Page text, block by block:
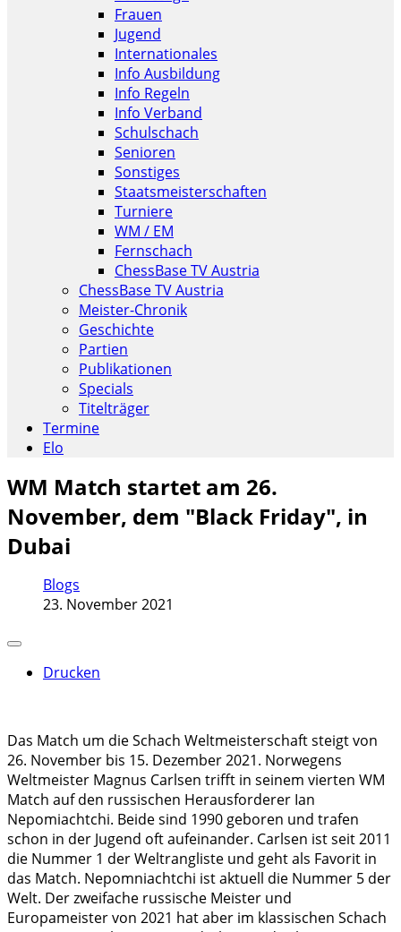
Frauen
Jugend
Internationales
Info Ausbildung
Info Regeln
Info Verband
Schulschach
Senioren
Sonstiges
Staatsmeisterschaften
Turniere
WM / EM
Fernschach
ChessBase TV Austria
ChessBase TV Austria
Meister-Chronik
Geschichte
Partien
Publikationen
Specials
Titelträger
Termine
Elo
WM Match startet am 26.
November, dem "Black Friday", in
Dubai
Blogs
23. November 2021
Drucken
Das Match um die Schach Weltmeisterschaft steigt von
26. November bis 15. Dezember 2021. Norwegens
Weltmeister Magnus Carlsen trifft in seinem vierten WM
Match auf den russischen Herausforderer Ian
Nepomiachtchi. Beide sind 1990 geboren und trafen
schon in der Jugend oft aufeinander. Carlsen ist seit 2011
die Nummer 1 der Weltrangliste und geht als Favorit in
das Match. Nepomniachtchi ist aktuell die Nummer 5 der
Welt. Der zweifache russische Meister und
Europameister von 2021 hat aber im klassischen Schach